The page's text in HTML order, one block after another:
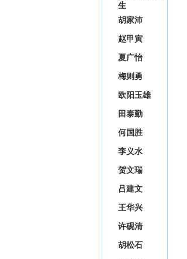
生
胡家沛
赵甲寅
夏广怡
梅则勇
欧阳玉雄
田泰勤
何国胜
李义水
贺文瑞
吕建文
王华兴
许砚清
胡松石